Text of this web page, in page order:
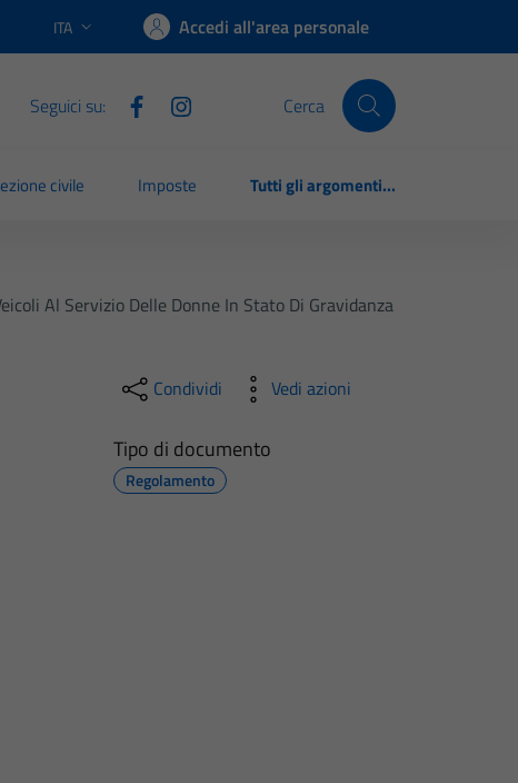
Lingua attiva:
ITA Accedi all'area personale
Seguici su: Cerca
civile Imposte Tutti gli argomenti...
Al Servizio Delle Donne In Stato Di Gravidanza
Condividi Vedi azioni
Tipo di documento
Regolamento